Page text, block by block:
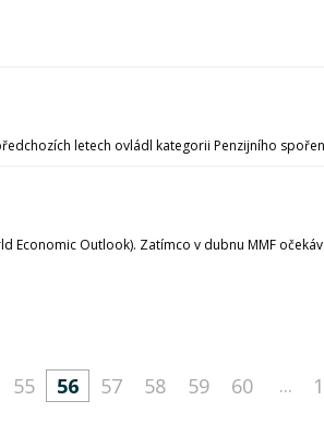
letech ovládl kategorii Penzijního
Outlook). Zatímco v dubnu MMF
55 56 57 58 59 60 ...